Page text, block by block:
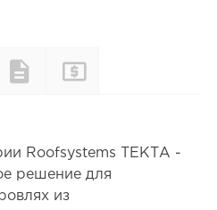
Цветовая
палитра
Документы
Roofsystems ТЕКТА -
решение для
из